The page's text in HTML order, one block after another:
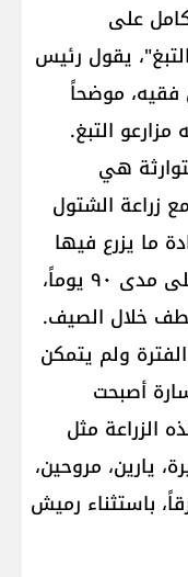
على
يقول رئيس
فقيه، موضحاً
التبغ.
هي
زراعة الشتول
ما يزرع فيها
المزارعون شتول التبغ، وتستمر على مدى ٩٠ يوماً،
خلال الصيف.
ولم يتمكن
أصبحت
الزراعة مثل
يارين، مروحين،
باستثناء رميش